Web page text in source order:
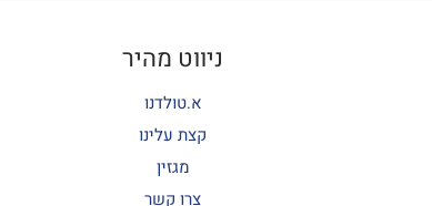
ניווט מהיר
א.טולדנו
קצת עלינו
מגזין
צרו קשר